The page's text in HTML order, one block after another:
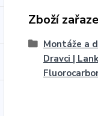
Zboží
Montáže a
Dravci |